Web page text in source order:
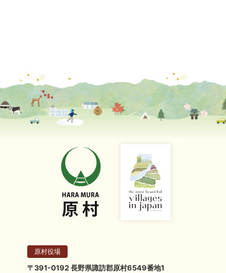
原村役場
〒391-0192 長野県諏訪郡原村6549番地1